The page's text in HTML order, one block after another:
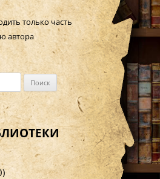
только часть
автора